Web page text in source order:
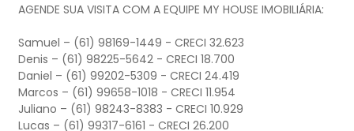
AGENDE SUA VISITA COM A EQUIPE MY HOUSE IMOBILIÁRIA:
Samuel – (61) 98169-1449 - CRECI 32.623
Denis – (61) 98225-5642 - CRECI 18.700
Daniel – (61) 99202-5309 - CRECI 24.419
Marcos – (61) 99658-1018 - CRECI 11.954
Juliano – (61) 98243-8383 - CRECI 10.929
Lucas – (61) 99317-6161 - CRECI 26.200